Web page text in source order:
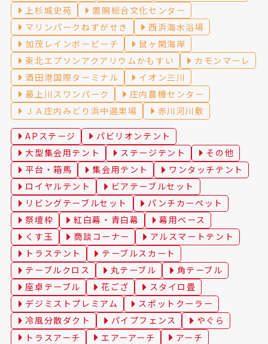
上杉城史苑
置賜総合文化センター
マリンパークねずがせき
西浜海水浴場
加茂レインボービーチ
鼠ヶ関海岸
東北エプソンアクアリウムかもすい
カモンマーレ
酒田港国際ターミナル
イオン三川
最上川スワンパーク
庄内農機センター
ＪＡ庄内みどり浜中選果場
赤川河川敷
APステージ
パビリオンテント
大型集会用テント
ステージテント
その他
平台・箱馬
集会用テント
ワンタッチテント
ロイヤルテント
ビアテーブルセット
リビングテーブルセット
パンチカーペット
祭壇枠
紅白幕・青白幕
幕用ベース
くす玉
商談コーナー
アルスマートテント
トラステント
テーブルスカート
テーブルクロス
丸テーブル
角テーブル
座卓テーブル
花ござ
スタイロ畳
デジミストプレミアム
スポットクーラー
冷風分散ダクト
パイプフェンス
やぐら
トラスアーチ
エアーアーチ
アーチ